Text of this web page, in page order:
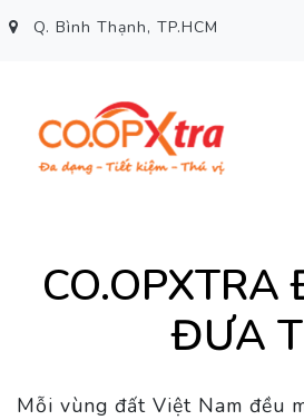
Q. Bình Thạnh, TP.HCM
ĐƯA
Mỗi vùng đất Việt Nam đều